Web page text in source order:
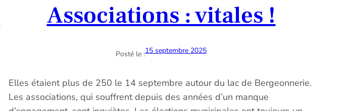
Associations : vitales !
Posté le :15 septembre 2025
Elles étaient plus de 250 le 14 septembre autour du lac de Bergeonnerie.
Les associations, qui souffrent depuis des années d’un manque